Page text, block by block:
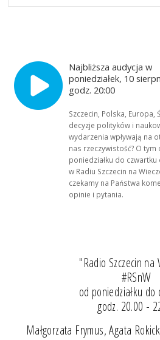
Najbliższa audycja w
poniedziałek, 10
godz. 20:00
Szczecin, Polska, Europa,
decyzje polityków i
wydarzenia wpływają na
nas rzeczywistość? O tym
poniedziałku do
w Radiu Szczecin na
czekamy na Państwa
opinie i pytania.
"Radio Szczecin na
#RSnW
od poniedziałku do
godz. 20.00 -
Małgorzata Frymus, Agata